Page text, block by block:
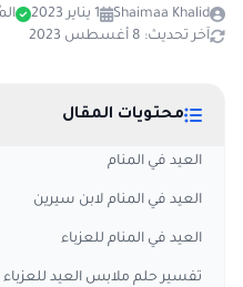
Shaimaa Khalid 1 يناير 2023
آخر تحديث: 8 أغسطس 2023
محتويات المقال
العيد في المنام
العيد في المنام لابن سيرين
العيد في المنام للعزباء
تفسير حلم ملابس العيد للعزباء